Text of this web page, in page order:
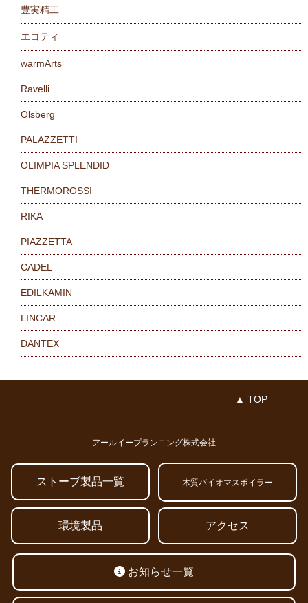
豊実精工
エコティ
warmArts
Ravelli
Olsberg
PALAZZETTI
OLIMPIA SPLENDID
THERMOROSSI
RIKA
PIAZZETTA
CADEL
EDILKAMIN
LINCAR
DANTEX
▲ TOP
アールイープランニング株式会社
ストーブ製品一覧 木質バイオマスボイラー
環境製品 アクセス
お知らせ一覧